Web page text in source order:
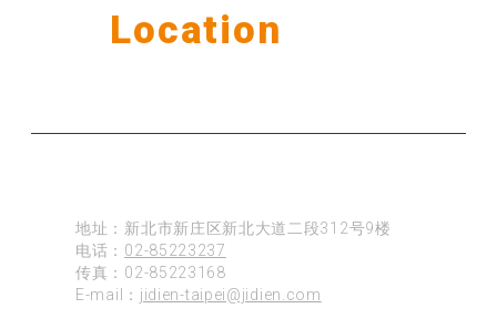
Location
地址：新北市新庄区新北大道二段312号9楼
电话： 02-85223237
传真：02-85223168
E-mail： jidien-taipei@jidien.com